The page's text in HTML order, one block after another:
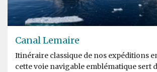
Canal Lemaire
Itinéraire classique de nos expéditions
cette voie navigable emblématique sert